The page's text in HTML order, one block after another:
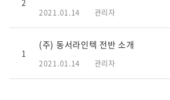
2021.01.14 관리자
1
(주) 동서라인텍 전반 소개
2021.01.14 관리자